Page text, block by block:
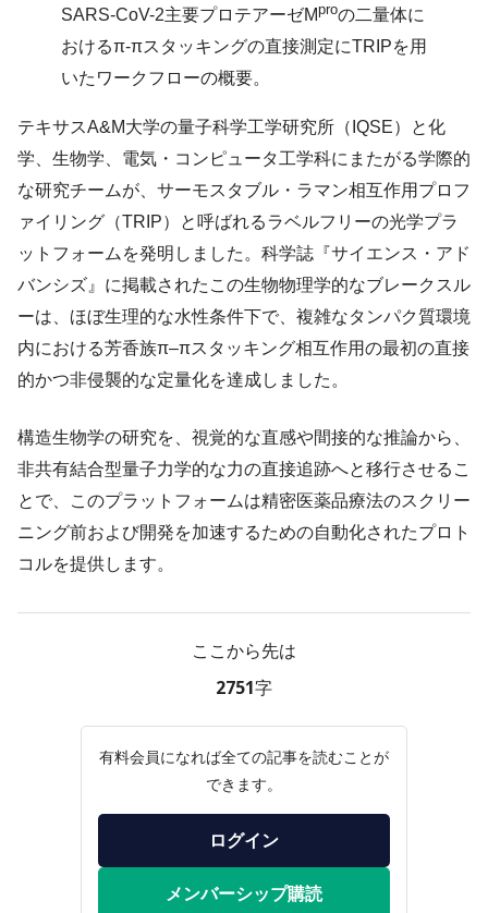
SARS-CoV-2主要プロテアーゼMproの二量体に
おけるπ-πスタッキングの直接測定にTRIPを用
いたワークフローの概要。
テキサスA&M大学の量子科学工学研究所（IQSE）と化
学、生物学、電気・コンピュータ工学科にまたがる学際的
な研究チームが、サーモスタブル・ラマン相互作用プロフ
ァイリング（TRIP）と呼ばれるラベルフリーの光学プラ
ットフォームを発明しました。科学誌『サイエンス・アド
バンシズ』に掲載されたこの生物物理学的なブレークスル
ーは、ほぼ生理的な水性条件下で、複雑なタンパク質環境
内における芳香族π–πスタッキング相互作用の最初の直接
的かつ非侵襲的な定量化を達成しました。
構造生物学の研究を、視覚的な直感や間接的な推論から、
非共有結合型量子力学的な力の直接追跡へと移行させるこ
とで、このプラットフォームは精密医薬品療法のスクリー
ニング前および開発を加速するための自動化されたプロト
コルを提供します。
ここから先は
2751字
有料会員になれば全ての記事を読むことが
できます。
ログイン
メンバーシップ購読